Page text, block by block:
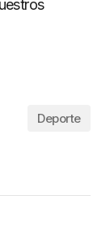
Deporte